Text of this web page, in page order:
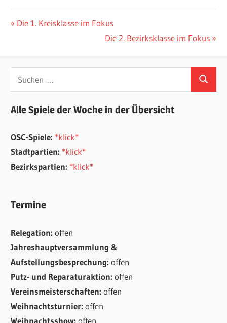
Beitragsnavigation
Vorheriger
Die 1. Kreisklasse im Fokus
Nächster
Die 2. Bezirksklasse im Fokus
Suchen
Alle Spiele der Woche in der Übersicht
OSC-Spiele: *klick*
Stadtpartien: *klick*
Bezirkspartien: *klick*
Termine
Relegation:offen
Jahreshauptversammlung &
Aufstellungsbesprechung:offen
Putz- und Reparaturaktion:offen
Vereinsmeisterschaften:offen
Weihnachtsturnier:offen
Weihnachtsshow:offen